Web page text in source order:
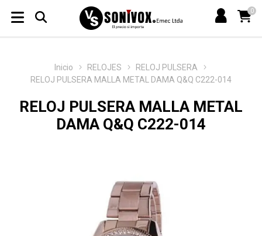
0
Inicio RELOJES
RELOJ PULSERA
RELOJ PULSERA MALLA METAL DAMA Q&Q C222-014
RELOJ PULSERA MALLA METAL
DAMA Q&Q C222-014